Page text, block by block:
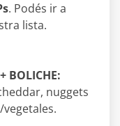
. Podés ir a
lista.
BOLICHE:
nuggets